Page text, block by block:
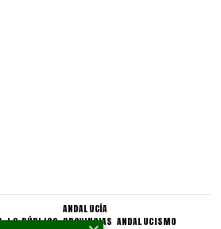
LO PÚBLICO
ANDALUCÍA
PROVINCIAS ANDALUCISMO